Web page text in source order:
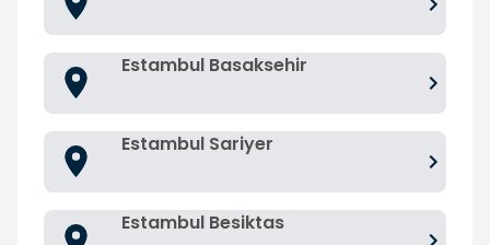
Estambul Basaksehir
Estambul Sariyer
Estambul Besiktas